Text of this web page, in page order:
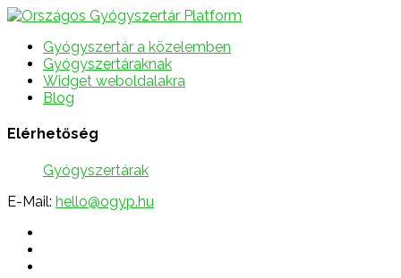
Gyógyszertár a közelemben
Gyógyszertáraknak
Widget weboldalakra
Blog
Elérhetőség
Gyógyszertárak
E-Mail: hello@ogyp.hu